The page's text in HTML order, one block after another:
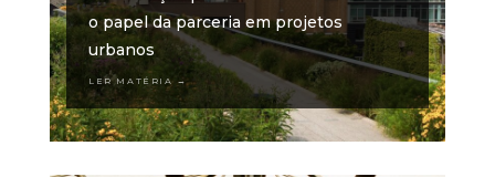
o papel da parceria em projetos
urbanos
LER MATÉRIA →